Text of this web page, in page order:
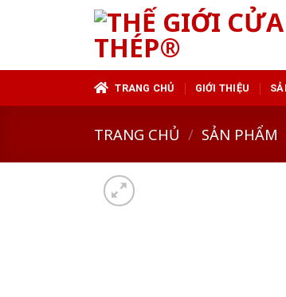
TRANG CHỦ GIỚI THIỆU
TRANG CHỦ / SẢN PHẨM